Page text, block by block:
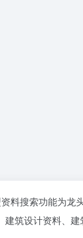
料搜索功能为
筑设计资料、